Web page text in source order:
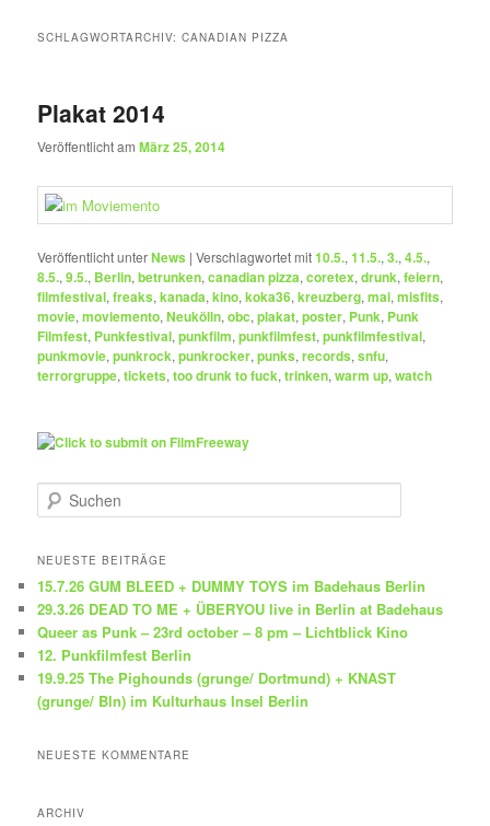
SCHLAGWORTARCHIV:CANADIAN PIZZA
Plakat 2014
Veröffentlicht amMärz 25, 2014
Veröffentlicht unterNews |Verschlagwortet mit10.5.,11.5.,3.,4.5.,
8.5.,9.5., Berlin,betrunken,canadian pizza,coretex,drunk,feiern,
filmfestival,freaks,kanada,kino,koka36,kreuzberg,mai,misfits,
movie,moviemento,Neukölln,obc,plakat,poster, Punk, Punk
Filmfest, Punkfestival,punkfilm,punkfilmfest,punkfilmfestival,
punkmovie,punkrock,punkrocker,punks,records,snfu,
terrorgruppe,tickets,too drunk to fuck,trinken,warm up,watch
u
h
n
NEUESTE BEITRÄGE
15.7.26 GUM BLEED + DUMMY TOYS im Badehaus Berlin
29.3.26 DEAD TO ME + ÜBERYOU live in Berlin at Badehaus
Queer as Punk – 23rd october – 8 pm – Lichtblick Kino
12. Punkfilmfest Berlin
19.9.25 The Pighounds (grunge/ Dortmund) + KNAST
(grunge/ Bln) im Kulturhaus Insel Berlin
NEUESTE KOMMENTARE
ARCHIV